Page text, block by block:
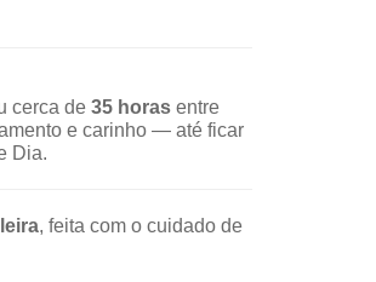
cerca de 35 horasentre
e carinho — até ficar
Dia.
, feita com o cuidado de